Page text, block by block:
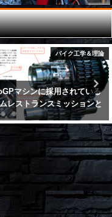
バイク工学＆理論
のサーキット走行向けサス
ィング｜フロント編
12月25日